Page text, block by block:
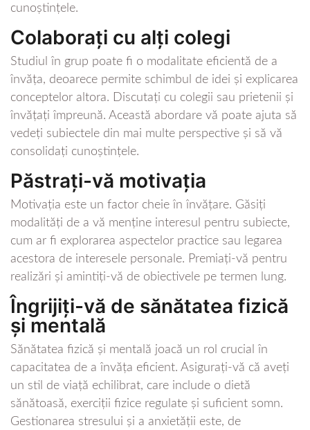
cunoștințele.
Colaborați cu alți colegi
Studiul în grup poate fi o modalitate eficientă de a
învăța, deoarece permite schimbul de idei și explicarea
conceptelor altora. Discutați cu colegii sau prietenii și
învățați împreună. Această abordare vă poate ajuta să
vedeți subiectele din mai multe perspective și să vă
consolidați cunoștințele.
Păstrați-vă motivația
Motivația este un factor cheie în învățare. Găsiți
modalități de a vă menține interesul pentru subiecte,
cum ar fi explorarea aspectelor practice sau legarea
acestora de interesele personale. Premiați-vă pentru
realizări și amintiți-vă de obiectivele pe termen lung.
Îngrijiți-vă de sănătatea fizică
și mentală
Sănătatea fizică și mentală joacă un rol crucial în
capacitatea de a învăța eficient. Asigurați-vă că aveți
un stil de viață echilibrat, care include o dietă
sănătoasă, exerciții fizice regulate și suficient somn.
Gestionarea stresului și a anxietății este, de